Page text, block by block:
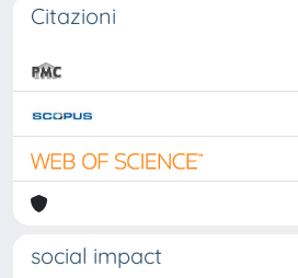
Citazioni
social impact